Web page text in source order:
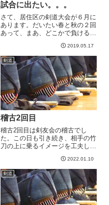
試合に出たい。。。
さて、居住区の剣道大会が６月に
あります。だいたい春と秋の２回
あって、まあ、どこかで負けるの
たのですが、会場となる体育館が
オリンピックのなんかで使用する
とかで改装工事に入っています。
で、昨秋の大会から、代替の体
育...
2019.05.17
剣道
稽古2回目
稽古2回目は剣友会の稽古でし
た。この日も引き続き、相手の竹
刀の上に乗るイメージを工夫して
るというよりは、竹刀で抑える感
じになってしまったような気がし
ます。これはあまり良くないです
ね。今日は地力としては自分のほ
う...
2022.01.10
剣道